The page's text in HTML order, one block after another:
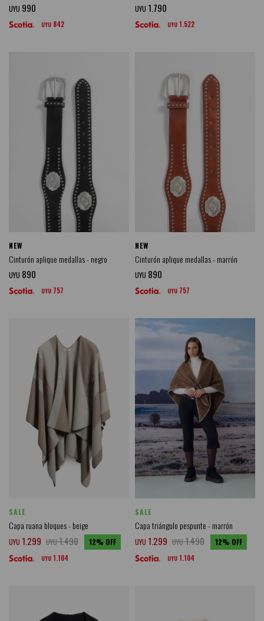
UYU 990
UYU 842
UYU 1.790
UYU 1.522
NEW
Cinturón aplique medallas - negro
UYU 890
UYU 757
NEW
Cinturón aplique medallas - marrón
UYU 890
UYU 757
SALE
Capa ruana bloques - beige
UYU 1.299 UYU1.490 12
UYU 1.104
SALE
Capa triángulo pespunte - marrón
UYU 1.299 UYU1.490 12
UYU 1.104